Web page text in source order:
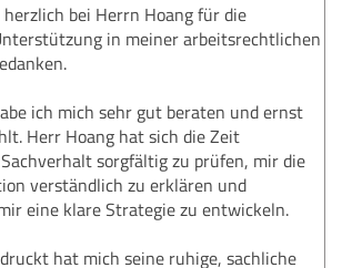
bei Herrn Hoang für die
in meiner arbeitsrechtlichen
ich mich sehr gut beraten und ernst
Herr Hoang hat sich die Zeit
sorgfältig zu prüfen, mir die
verständlich zu erklären und
eine klare Strategie zu entwickeln.
hat mich seine ruhige, sachliche